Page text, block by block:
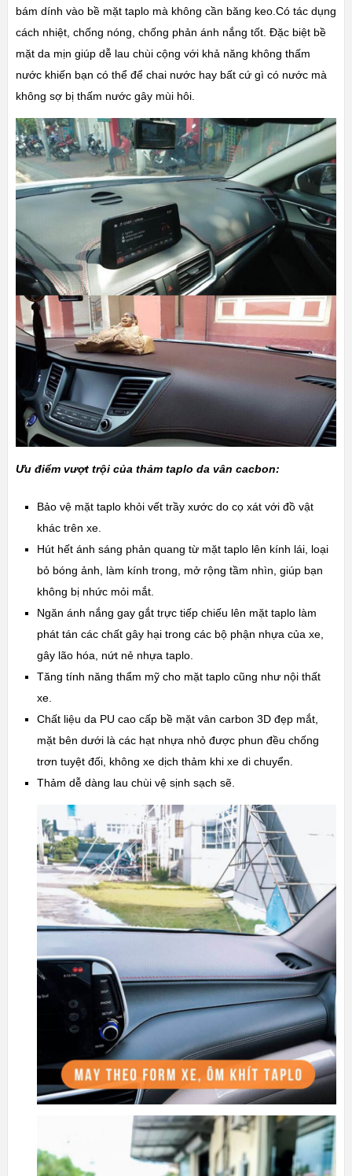
bám dính vào bề mặt taplo mà không cần băng keo.Có tác dụng
cách nhiệt, chống nóng, chống phản ánh nắng tốt. Đặc biệt bề
mặt da mịn giúp dễ lau chùi cộng với khả năng không thấm
nước khiến bạn có thể để chai nước hay bất cứ gì có nước mà
không sợ bị thấm nước gây mùi hôi.
Ưu điểm vượt trội của thảm taplo da vân cacbon:
Bảo vệ mặt taplo khỏi vết trầy xước do cọ xát với đồ vật
khác trên xe.
Hút hết ánh sáng phản quang từ mặt taplo lên kính lái, loại
bỏ bóng ảnh, làm kính trong, mở rộng tầm nhìn, giúp bạn
không bị nhức mỏi mắt.
Ngăn ánh nắng gay gắt trực tiếp chiếu lên mặt taplo làm
phát tán các chất gây hại trong các bộ phận nhựa của xe,
gây lão hóa, nứt nẻ nhựa taplo.
Tăng tính năng thẩm mỹ cho mặt taplo cũng như nội thất
xe.
Chất liệu da PU cao cấp bề mặt vân carbon 3D đẹp mắt,
mặt bên dưới là các hạt nhựa nhỏ được phun đều chống
trơn tuyệt đối, không xe dịch thảm khi xe di chuyển.
Thảm dễ dàng lau chùi vệ sịnh sạch sẽ.